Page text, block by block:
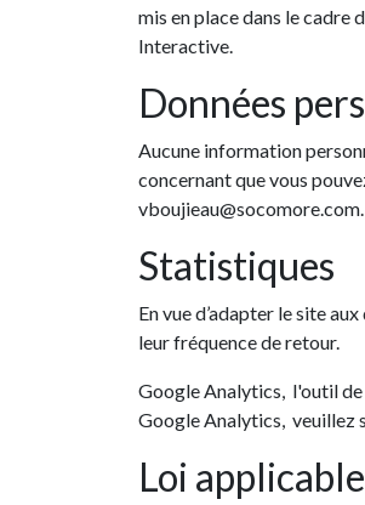
mis en place dans le cadre
Interactive.
Données
Aucune information
concernant que vous
vboujieau@socomore.com.
Statistiques
En vue d’adapter le site
leur fréquence de retour.
Google Analytics, l'outil
Google Analytics, veuillez
Loi applicable